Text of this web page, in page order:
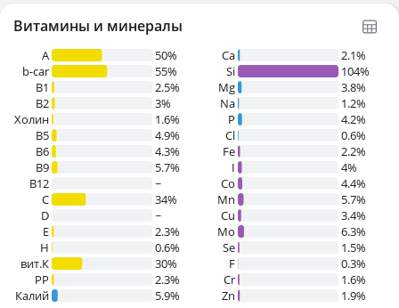
Витамины и минералы
A
50%
b-car
55%
В1
2.5%
B2
3%
Холин
1.6%
B5
4.9%
B6
4.3%
B9
5.7%
B12
~
C
34%
D
~
E
2.3%
H
0.6%
вит.К
30%
PP
2.3%
Калий
5.9%
Ca
2.1%
Si
104%
Mg
3.8%
Na
1.2%
P
4.2%
Cl
0.6%
Fe
2.2%
I
4%
Co
4.4%
Mn
5.7%
Cu
3.4%
Mo
6.3%
Se
1.5%
F
0.3%
Cr
1.6%
Zn
1.9%